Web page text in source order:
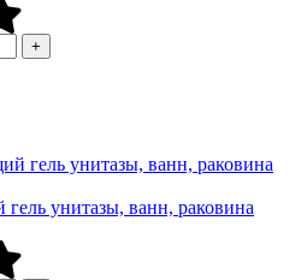
+
унитазы, ванн, раковина